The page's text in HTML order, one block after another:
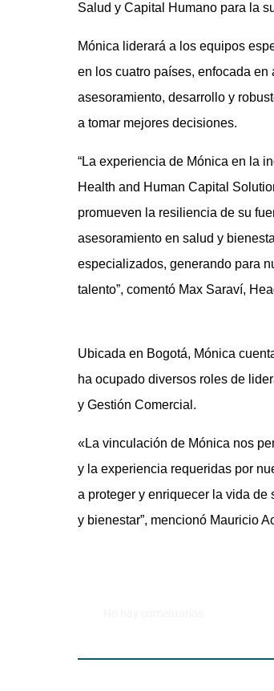
Salud y Capital Humano para la
Mónica liderará a los equipos
en los cuatro países, enfocada en
asesoramiento, desarrollo y
a tomar mejores decisiones.
“La experiencia de Mónica en la
Health and Human Capital
promueven la resiliencia de su
asesoramiento en salud y
especializados, generando para
talento”, comentó Max Saraví,
Ubicada en Bogotá, Mónica
ha ocupado diversos roles de
y Gestión Comercial.
«La vinculación de Mónica nos
y la experiencia requeridas por
a proteger y enriquecer la vida de
y bienestar”, mencionó Mauricio